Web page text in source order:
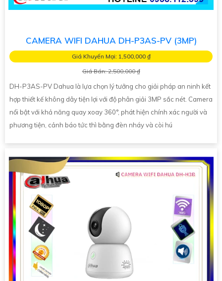
CAMERA WIFI DAHUA DH-P3AS-PV (3MP)
Giá Khuyến Mại: 1,500,000 ₫
Giá Bán: 2,500,000 ₫
DH-P3AS-PV Dahua là lựa chọn lý tưởng cho giải pháp an ninh kết
hợp thiết kế không dây tiện lợi với độ phân giải 3MP sắc nét. Camera
nổi bật với khả năng quay xoay 360°, phát hiện chính xác người và
phương tiện, cảnh báo tức thì bằng đèn nháy và còi hú